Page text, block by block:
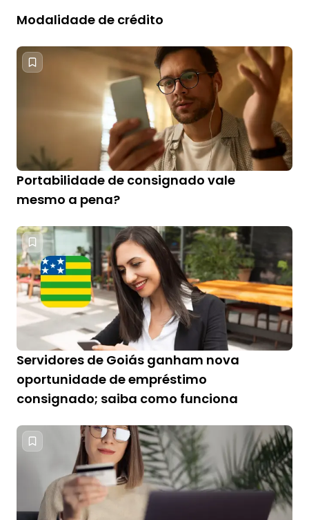
Modalidade de crédito
Portabilidade de consignado vale
mesmo a pena?
Servidores de Goiás ganham nova
oportunidade de empréstimo
consignado; saiba como funciona